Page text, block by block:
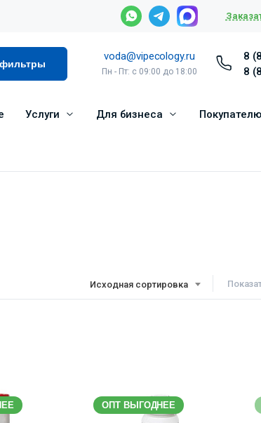
voda@vipecology.ru
Пн - Пт: с 09:00 до 18:00
8
8
Услуги Для бизнеса Покупателю
Исходная сортировка
ОПТ ВЫГОДНЕЕ